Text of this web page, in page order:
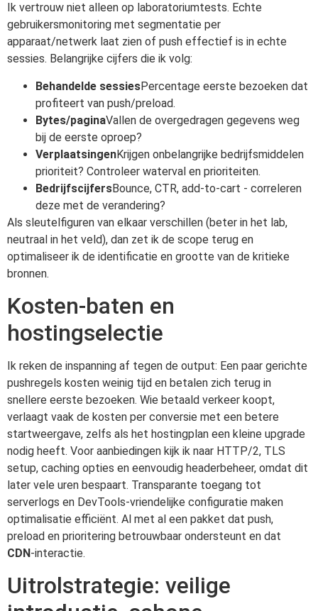
Ik vertrouw niet alleen op laboratoriumtests. Echte
gebruikersmonitoring met segmentatie per
apparaat/netwerk laat zien of push effectief is in echte
sessies. Belangrijke cijfers die ik volg:
Behandelde sessiesPercentage eerste bezoeken dat
profiteert van push/preload.
Bytes/paginaVallen de overgedragen gegevens weg
bij de eerste oproep?
VerplaatsingenKrijgen onbelangrijke bedrijfsmiddelen
prioriteit? Controleer waterval en prioriteiten.
BedrijfscijfersBounce, CTR, add-to-cart - correleren
deze met de verandering?
Als sleutelfiguren van elkaar verschillen (beter in het lab,
neutraal in het veld), dan zet ik de scope terug en
optimaliseer ik de identificatie en grootte van de kritieke
bronnen.
Kosten-baten en
hostingselectie
Ik reken de inspanning af tegen de output: Een paar gerichte
pushregels kosten weinig tijd en betalen zich terug in
snellere eerste bezoeken. Wie betaald verkeer koopt,
verlaagt vaak de kosten per conversie met een betere
startweergave, zelfs als het hostingplan een kleine upgrade
nodig heeft. Voor aanbiedingen kijk ik naar HTTP/2, TLS
setup, caching opties en eenvoudig headerbeheer, omdat dit
later vele uren bespaart. Transparante toegang tot
serverlogs en DevTools-vriendelijke configuratie maken
optimalisatie efficiënt. Al met al een pakket dat push,
preload en prioritering betrouwbaar ondersteunt en dat
CDN-interactie.
Uitrolstrategie: veilige